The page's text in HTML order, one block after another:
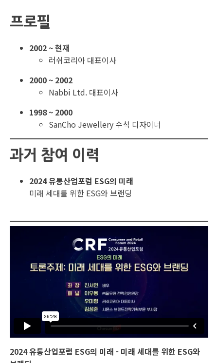
프로필
2002 ~ 현재
러쉬코리아 대표이사
2000 ~ 2002
Nabbi Ltd. 대표이사
1998 ~ 2000
SanCho Jewellery 수석 디자이너
과거 참여 이력
2024 유통산업포럼 ESG의 미래
미래 세대를 위한 ESG와 브랜딩
2024 유통산업포럼 ESG의 미래 - 미래 세대를 위한 ESG와